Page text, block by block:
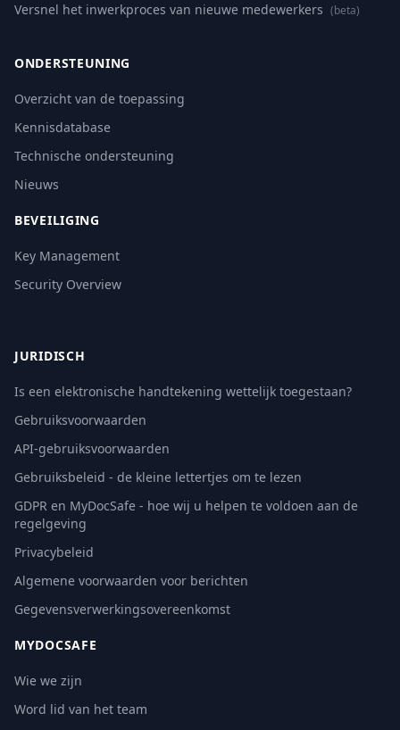
Versnel het inwerkproces van nieuwe medewerkers (beta)
ONDERSTEUNING
Overzicht van de toepassing
Kennisdatabase
Technische ondersteuning
Nieuws
BEVEILIGING
Key Management
Security Overview
JURIDISCH
Is een elektronische handtekening wettelijk toegestaan?
Gebruiksvoorwaarden
API-gebruiksvoorwaarden
Gebruiksbeleid - de kleine lettertjes om te lezen
GDPR en MyDocSafe - hoe wij u helpen te voldoen aan de
regelgeving
Privacybeleid
Algemene voorwaarden voor berichten
Gegevensverwerkingsovereenkomst
MYDOCSAFE
Wie we zijn
Word lid van het team